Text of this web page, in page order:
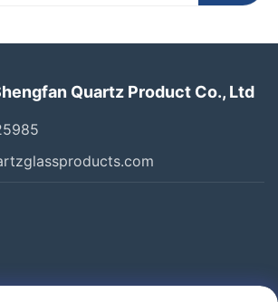
Quartz Product Co., Ltd